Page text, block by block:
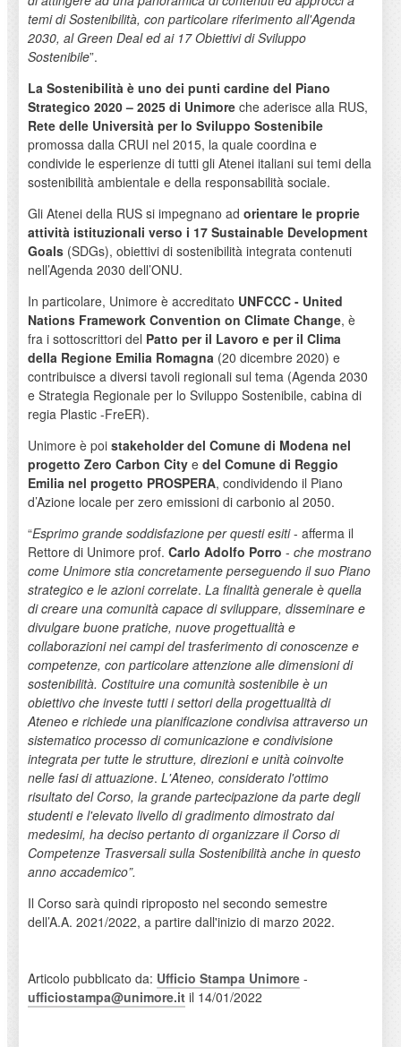
temi di Sostenibilità, con particolare riferimento all'Agenda
2030, al Green Deal ed ai 17 Obiettivi di Sviluppo
Sostenibile”.
La Sostenibilità è uno dei punti cardine del Piano
Strategico 2020 – 2025 di Unimoreche aderisce alla RUS,
Rete delle Università per lo Sviluppo Sostenibile
promossa dalla CRUI nel 2015, la quale coordina e
condivide le esperienze di tutti gli Atenei italiani sui temi della
sostenibilità ambientale e della responsabilità sociale.
Gli Atenei della RUS si impegnano ad orientare le proprie
attività istituzionali verso i 17 Sustainable Development
Goals (SDGs), obiettivi di sostenibilità integrata contenuti
nell’Agenda 2030 dell’ONU.
In particolare, Unimore è accreditato UNFCCC - United
Nations Framework Convention on Climate Change, è
fra i sottoscrittori del Patto per il Lavoro e per il Clima
della Regione Emilia Romagna (20 dicembre 2020) e
contribuisce a diversi tavoli regionali sul tema (Agenda 2030
e Strategia Regionale per lo Sviluppo Sostenibile, cabina di
regia Plastic -FreER).
Unimore è poi stakeholder del Comune di Modena nel
progetto Zero Carbon City e del Comune di Reggio
Emilia nel progetto PROSPERA, condividendo il Piano
d’Azione locale per zero emissioni di carbonio al 2050.
“Esprimo grande soddisfazione per questi esiti- afferma il
Rettore di Unimore prof. Carlo Adolfo Porro - che mostrano
come Unimore stia concretamente perseguendo il suo Piano
strategico e le azioni correlate. La finalità generale è quella
di creare una comunità capace di sviluppare, disseminare e
divulgare buone pratiche, nuove progettualità e
collaborazioni nei campi del trasferimento di conoscenze e
competenze, con particolare attenzione alle dimensioni di
sostenibilità. Costituire una comunità sostenibile è un
obiettivo che investe tutti i settori della progettualità di
Ateneo e richiede una pianificazione condivisa attraverso un
sistematico processo di comunicazione e condivisione
integrata per tutte le strutture, direzioni e unità coinvolte
nelle fasi di attuazione. L'Ateneo, considerato l'ottimo
risultato del Corso, la grande partecipazione da parte degli
studenti e l'elevato livello di gradimento dimostrato dai
medesimi, ha deciso pertanto di organizzare il Corso di
Competenze Trasversali sulla Sostenibilità anche in questo
anno accademico”.
Il Corso sarà quindi riproposto nel secondo semestre
dell’A.A. 2021/2022, a partire dall'inizio di marzo 2022.
Articolo pubblicato da: Ufficio Stampa Unimore-
ufficiostampa@unimore.itil 14/01/2022